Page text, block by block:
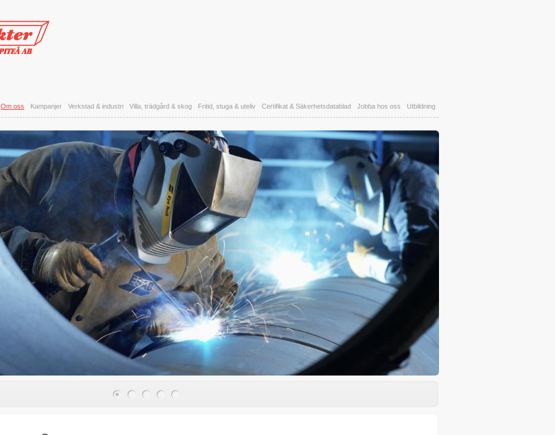
Om oss Kampanjer Verkstad & industri Villa, trädgård & skog Fritid, stuga & uteliv Certifikat & Säkerhetsdatablad Jobba hos oss Utbildning